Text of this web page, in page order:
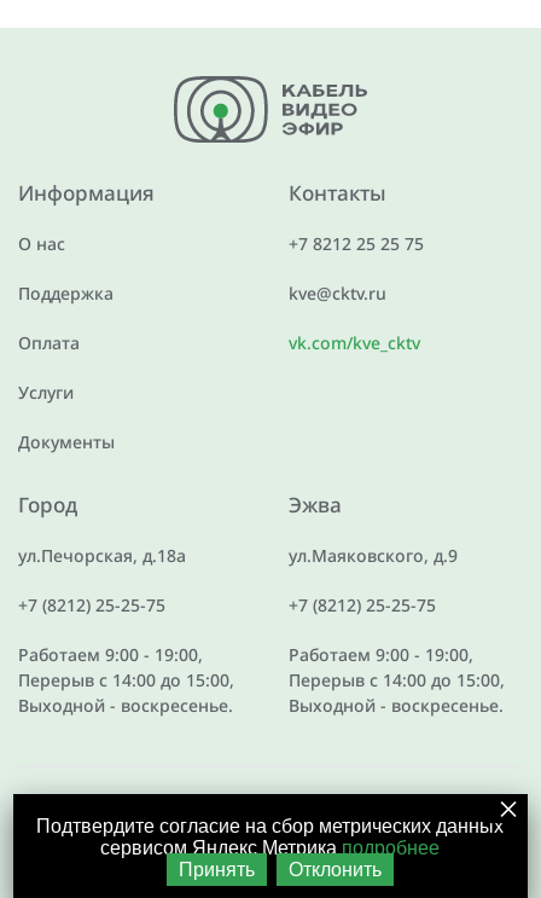
Информация
О нас
Поддержка
Оплата
Услуги
Документы
Контакты
+7 8212 25 25 75
kve@cktv.ru
vk.com/kve_cktv
Город
ул.Печорская, д.18а
+7 (8212) 25-25-75
Работаем 9:00 - 19:00,
Перерыв с 14:00 до 15:00,
Выходной - воскресенье.
Эжва
ул.Маяковского, д.9
+7 (8212) 25-25-75
Работаем 9:00 - 19:00,
Перерыв с 14:00 до 15:00,
Выходной - воскресенье.
Разработка сайта
Подтвердите согласие на сбор метрических данных
сервисом Яндекс Метрика подробнее
Принять
Отклонить